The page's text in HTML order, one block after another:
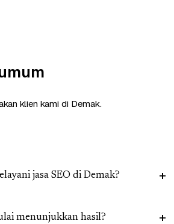
klien kami di Demak.
jasa SEO di Demak?
menunjukkan hasil?